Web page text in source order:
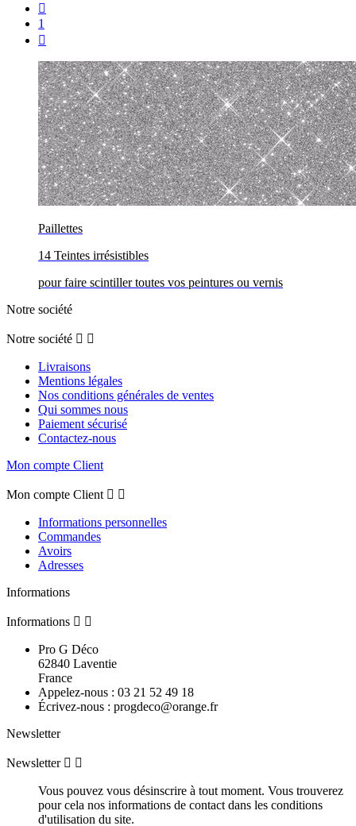

1

Paillettes
14 Teintes irrésistibles
pour faire scintiller toutes vos peintures ou vernis
Notre société
Notre société  
Livraisons
Mentions légales
Nos conditions générales de ventes
Qui sommes nous
Paiement sécurisé
Contactez-nous
Mon compte Client
Mon compte Client  
Informations personnelles
Commandes
Avoirs
Adresses
Informations
Informations  
Pro G Déco
62840 Laventie
France
Appelez-nous : 03 21 52 49 18
Écrivez-nous : progdeco@orange.fr
Newsletter
Newsletter  
Vous pouvez vous désinscrire à tout moment. Vous trouverez
pour cela nos informations de contact dans les conditions
d'utilisation du site.